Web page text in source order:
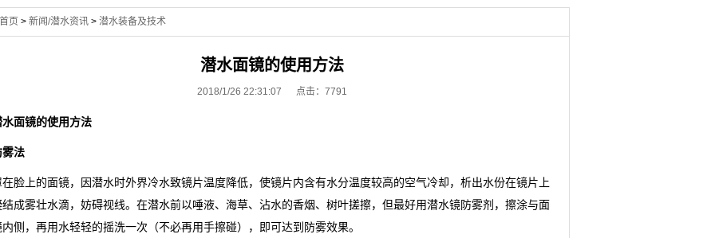
首页 > 新闻/潜水资讯 > 潜水装备及技术
潜水面镜的使用方法
2018/1/26 22:31:07 点击： 7791
水面镜的使用方法
雾法
在脸上的面镜，因潜水时外界冷水致镜片温度降低，使镜片内含有水分温度较高的空气冷却，析出水份在镜片上
结成雾壮水滴，妨碍视线。在潜水前以唾液、海草、沾水的香烟、树叶搓擦，但最好用潜水镜防雾剂，擦涂与面
内侧，再用水轻轻的摇洗一次（不必再用手擦碰），即可达到防雾效果。